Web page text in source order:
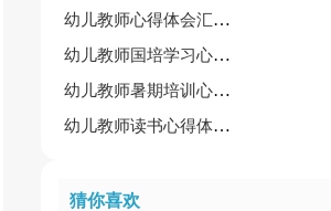
幼儿教师心得体会汇总（15篇）
幼儿教师国培学习心得体会(共7篇)
幼儿教师暑期培训心得体会（必备15篇）
幼儿教师读书心得体会（集锦15篇）
猜你喜欢